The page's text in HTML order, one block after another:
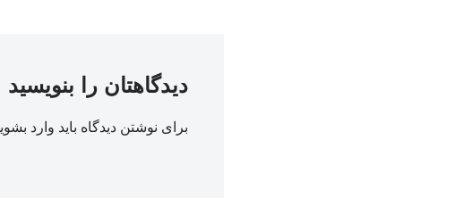
دیدگاهتان را بنویسید
برای نوشتن دیدگاه باید وارد